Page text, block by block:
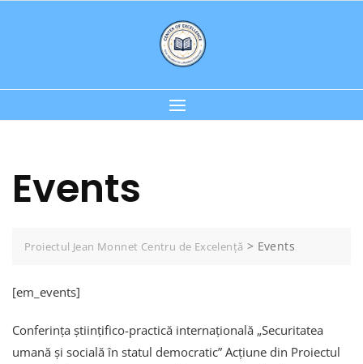
Events
Proiectul Jean Monnet Centru de Excelență > Events
[em_events]
Conferința științifico-practică internațională „Securitatea
umană și socială în statul democratic” Acțiune din Proiectul